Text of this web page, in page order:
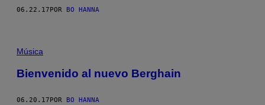
06.22.17POR BO HANNA
Música
Bienvenido al nuevo Berghain
06.20.17 POR BO HANNA